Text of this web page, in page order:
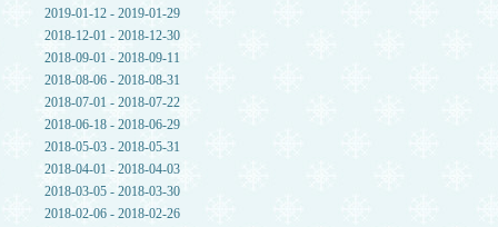
2019-01-12 - 2019-01-29
2018-12-01 - 2018-12-30
2018-09-01 - 2018-09-11
2018-08-06 - 2018-08-31
2018-07-01 - 2018-07-22
2018-06-18 - 2018-06-29
2018-05-03 - 2018-05-31
2018-04-01 - 2018-04-03
2018-03-05 - 2018-03-30
2018-02-06 - 2018-02-26